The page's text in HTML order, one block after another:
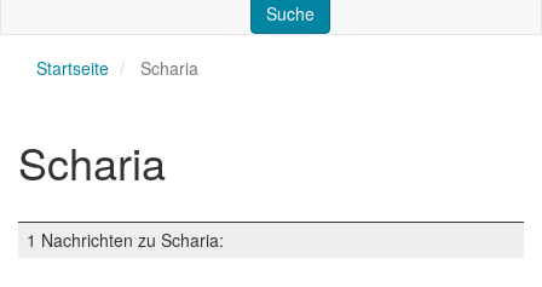
Startseite Scharia
Scharia
1 Nachrichten zu Scharia: